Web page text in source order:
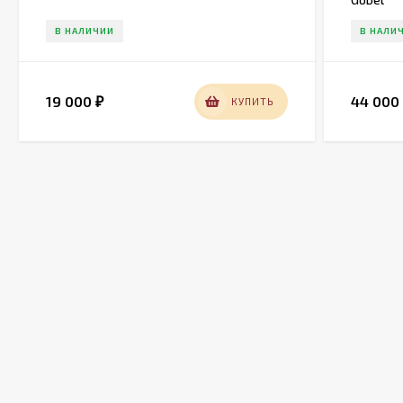
В НАЛИЧИИ
19 000 ₽ КУПИТЬ
В
44 000